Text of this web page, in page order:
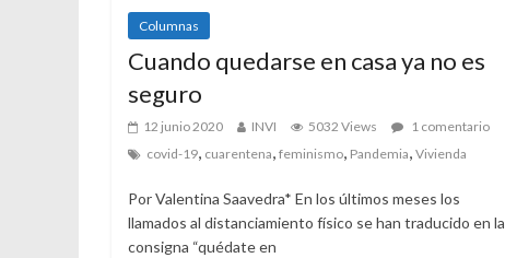
Columnas
Cuando quedarse en casa ya no es
seguro
12 junio 2020 INVI 5032 Views
1 comentario
covid-19, cuarentena, feminismo, Pandemia, Vivienda
Por Valentina Saavedra* En los últimos meses los
llamados al distanciamiento físico se han traducido en la
consigna “quédate en